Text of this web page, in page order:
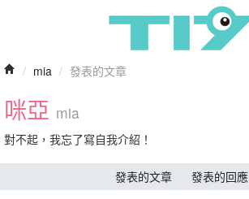
/ mia / 發表的文章
咪亞 mia
對不起，我忘了寫自我介紹！
發表的文章 發表的回應